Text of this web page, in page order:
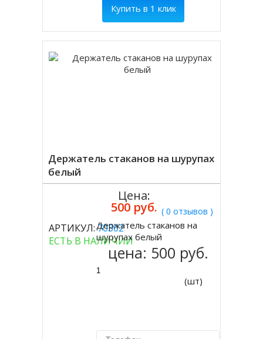
Купить в 1 клик
Держатель стаканов на шурупах
белый
( 0 отзывов )
АРТИКУЛ:70302
ЕСТЬ В НАЛИЧИИ
Цена:
500 руб.
Купить
Держатель стаканов на
шурупах белый
цена: 500 руб.
(шт)